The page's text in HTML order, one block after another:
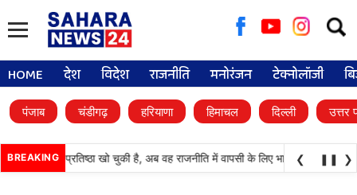
for:
HOME देश विदेश राजनीति मनोरंजन टेक्नोलॉजी
पंजाब चंडीगढ़ हरियाणा हिमाचल दिल्ली उत्तर
BREAKING
दल) अपनी प्रतिष्ठा खो चुकी है, अब वह राजनीति में वापसी के लिए भाजपा से समझौता
❮ ❚❚ ❯